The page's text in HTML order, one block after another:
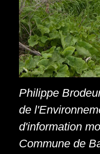
Philippe
de
d'information
Commune de